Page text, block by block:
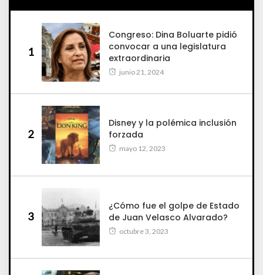
1
Congreso: Dina Boluarte pidió
convocar a una legislatura
extraordinaria
junio 21, 2024
2
Disney y la polémica inclusión
forzada
mayo 12, 2023
3
¿Cómo fue el golpe de Estado
de Juan Velasco Alvarado?
octubre 3, 2023